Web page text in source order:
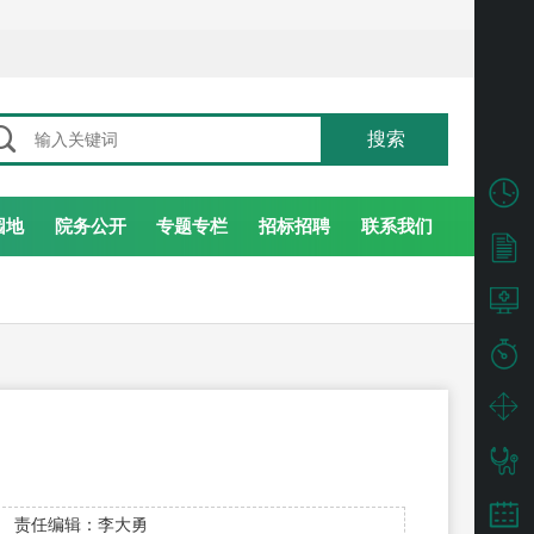
搜索
地 院务公开 专题专栏 招标招聘 联系我们
责任编辑：李大勇